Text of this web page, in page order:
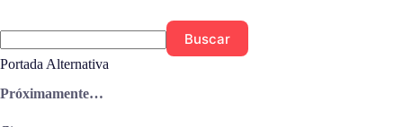
Buscar
Portada Alternativa
Próximamente…